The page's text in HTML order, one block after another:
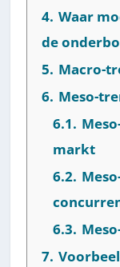
4. Waar
de
5. Macro-
6. Meso-
6.1.
markt
6.2.
6.3.
7.